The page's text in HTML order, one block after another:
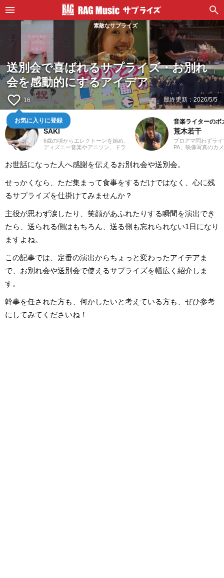
素敵なサプライズ
送別会で喜ばれるサプライズ・お別れ
会を感動的にするアイデア
favorite_border 16
お気に入りに登録
最終更新： 2026/5/5
鍵盤弾き
SAKI
6歳の頃からエレクトーンを始め、
ディズニー音楽やアニソン、ドラ
YouTubeやSNSに演奏動画を投稿
したり、コンサート活動をしたり
を活かし、学生時代にはシンセサ
イザーやピアノもはじめ、学校主
催のイベントにも出演。ライター
としては、音楽関連記事だけでな
れてきたので、これまでの経験を
活かしながら「やってみたい！」
「聴いてみたい！」思えるような
記事を届けられたらと思っていま
音楽ライターのボ
荒木若干
プロアマ問わずラ
PA、映像写真のカ
さまざまな職種を
業ライターとして
サイトでの作品紹
PLACE株式会社様
ーを始め、学生時
に注力。その後15
至るまで、いちボ
ジナル楽曲を発表
お世話になった人へ感謝を伝えるお別れ会や送別会。
せっかくなら、ただ集まって食事をするだけではなく、心に残
るサプライズを仕掛けてみませんか？
主役が思わず涙したり、笑顔があふれたりする瞬間を演出でき
たら、送られる側はもちろん、送る側も忘れられない1日になり
ますよね。
この記事では、定番の演出からちょっと変わったアイデアま
で、お別れ会や送別会で使えるサプライズを幅広く紹介しま
す。
幹事を任された方も、何かしたいと考えている方も、ぜひ参考
にしてみてくださいね！